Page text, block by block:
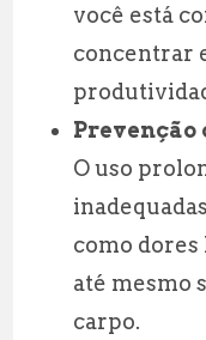
você está
concentrar
Prevenção
O uso
como dores
até mesmo
carpo.